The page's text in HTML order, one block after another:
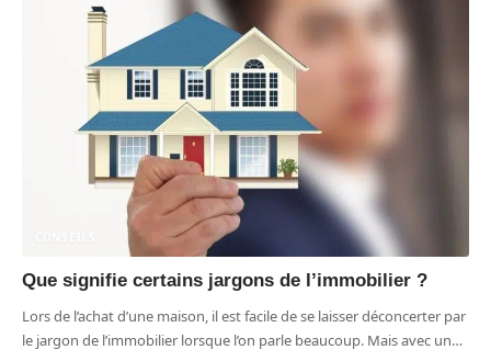
Que signifie certains jargons de l’immobilier ?
Lors de l’achat d’une maison, il est facile de se laisser déconcerter par
le jargon de l’immobilier lorsque l’on parle beaucoup. Mais avec un…